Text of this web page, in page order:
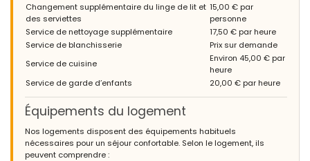
Changement supplémentaire du linge de lit et
des serviettes
15,00 € par
personne
Service de nettoyage supplémentaire
17,50 € par heure
Service de blanchisserie
Prix sur demande
Service de cuisine
Environ 45,00 € par
heure
Service de garde d’enfants
20,00 € par heure
Équipements du logement
Nos logements disposent des équipements habituels
nécessaires pour un séjour confortable. Selon le logement, ils
peuvent comprendre :